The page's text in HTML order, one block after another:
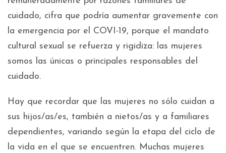
cuidado, cifra que podría aumentar gravemente con
la emergencia por el COVI-19, porque el mandato
cultural sexual se refuerza y rigidiza: las mujeres
somos las únicas o principales responsables del
cuidado.
Hay que recordar que las mujeres no sólo cuidan a
sus hijos/as/es, también a nietos/as y a familiares
dependientes, variando según la etapa del ciclo de
la vida en el que se encuentren. Muchas mujeres